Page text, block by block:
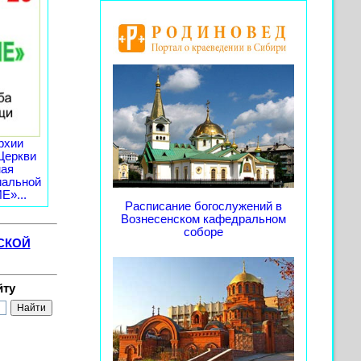
Расписание богослужений в
Вознесенском кафедральном
соборе